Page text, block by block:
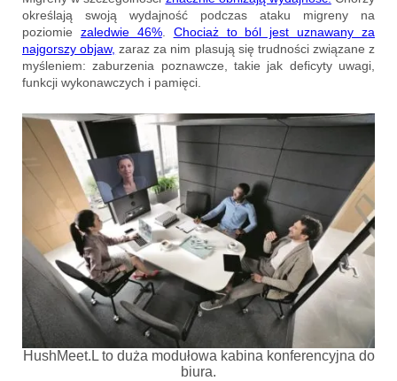
określają swoją wydajność podczas ataku migreny na
poziomie zaledwie 46%. Chociaż to ból jest uznawany za
najgorszy objaw, zaraz za nim plasują się trudności związane z
myśleniem: zaburzenia poznawcze, takie jak deficyty uwagi,
funkcji wykonawczych i pamięci.
HushMeet.L to duża modułowa kabina konferencyjna do
biura.